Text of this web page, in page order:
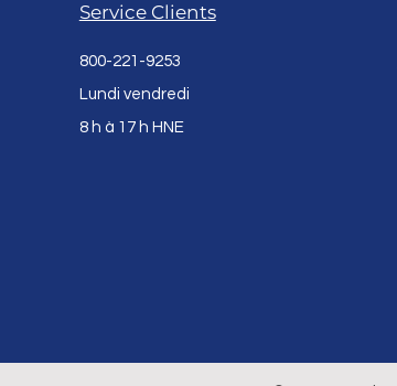
Service Clients
800-221-9253
Lundi vendredi
8 h à 17 h HNE